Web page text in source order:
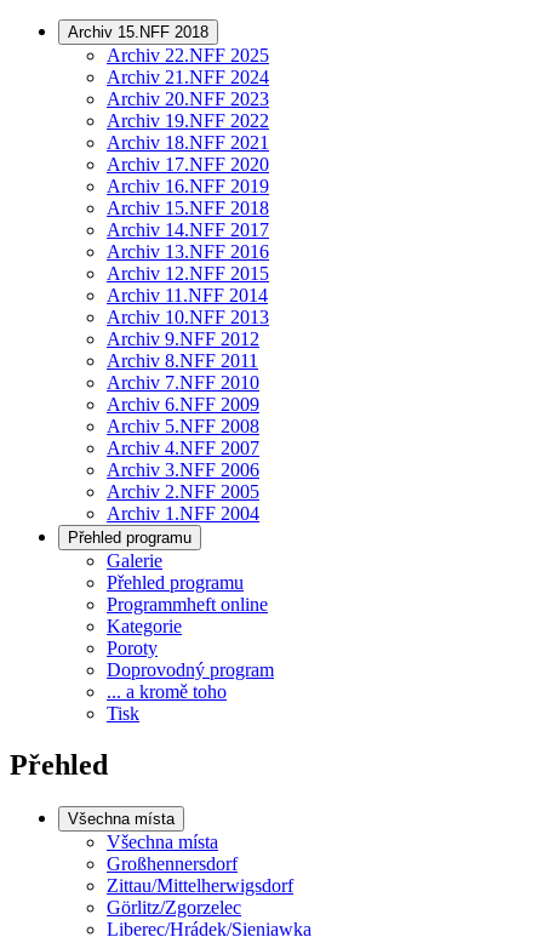
Archiv 15.NFF 2018
Archiv 22.NFF 2025
Archiv 21.NFF 2024
Archiv 20.NFF 2023
Archiv 19.NFF 2022
Archiv 18.NFF 2021
Archiv 17.NFF 2020
Archiv 16.NFF 2019
Archiv 15.NFF 2018
Archiv 14.NFF 2017
Archiv 13.NFF 2016
Archiv 12.NFF 2015
Archiv 11.NFF 2014
Archiv 10.NFF 2013
Archiv 9.NFF 2012
Archiv 8.NFF 2011
Archiv 7.NFF 2010
Archiv 6.NFF 2009
Archiv 5.NFF 2008
Archiv 4.NFF 2007
Archiv 3.NFF 2006
Archiv 2.NFF 2005
Archiv 1.NFF 2004
Přehled programu
Galerie
Přehled programu
Programmheft online
Kategorie
Poroty
Doprovodný program
... a kromě toho
Tisk
Přehled
Všechna místa
Všechna místa
Großhennersdorf
Zittau/Mittelherwigsdorf
Görlitz/Zgorzelec
Liberec/Hrádek/Sieniawka